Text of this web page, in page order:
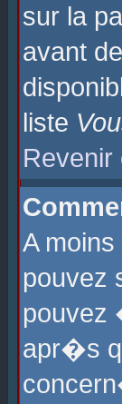
sur la
avant
liste
Revenir
A
pouvez
pouvez
apr�s